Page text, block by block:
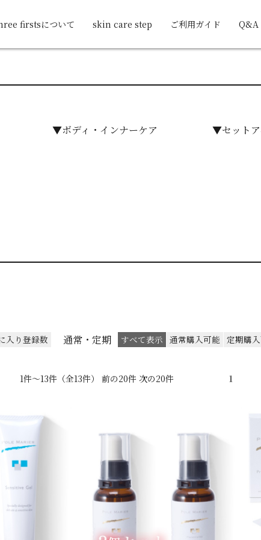
firstsについて skin care step ご利用ガイド Q&A
▼ボディ・インナーケア ▼セットア
入り登録数 通常・定期 すべて表示 通常購入可能 定期購
1件～13件（全13件） 前の20件 次の20件 1